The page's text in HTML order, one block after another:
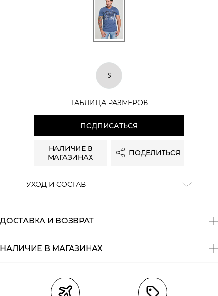
S
ТАБЛИЦА РАЗМЕРОВ
ПОДПИСАТЬСЯ
НАЛИЧИЕ В
МАГАЗИНАХ
ПОДЕЛИТЬСЯ
УХОД И СОСТАВ
ДОСТАВКА И ВОЗВРАТ
Курьерская доставка СДЭК
НАЛИЧИЕ В МАГАЗИНАХ